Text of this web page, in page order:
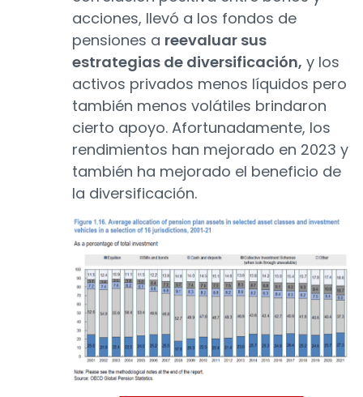
acciones, llevó a los fondos de
pensiones a reevaluar sus
estrategias de diversificación, y los
activos privados menos líquidos pero
también menos volátiles brindaron
cierto apoyo. Afortunadamente, los
rendimientos han mejorado en 2023 y
también ha mejorado el beneficio de
la diversificación.